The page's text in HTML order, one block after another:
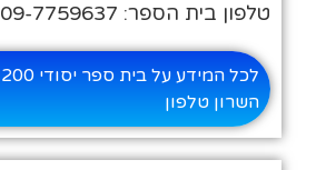
טלפון בית הספר: 09-7759637
השרון טלפון